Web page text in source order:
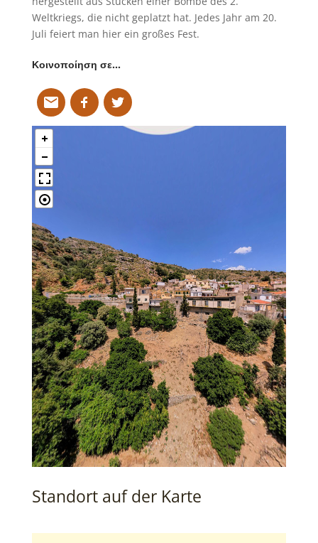
Weltkriegs, die nicht geplatzt hat. Jedes Jahr am 20.
Juli feiert man hier ein großes Fest.
Κοινοποίηση σε…
Standort auf der Karte